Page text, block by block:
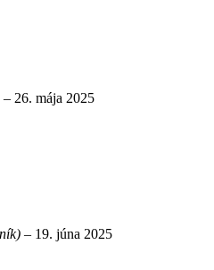
– 26. mája 2025
– 19. júna 2025